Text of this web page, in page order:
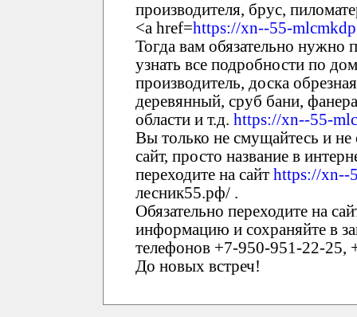
производителя, брус,
<a href=https://xn--55-
Тогда вам обязательно нужно
узнать все подробности по
производитель, доска
деревянный, сруб бани,
области и т.д. https://xn--55-
Вы только не смущайтесь и не
сайт, просто название в
переходите на сайт https://xn--
лесник55.рф/ .
Обязательно переходите на
информацию и сохраняйте в
телефонов +7-950-951-22-25,
До новых встреч!